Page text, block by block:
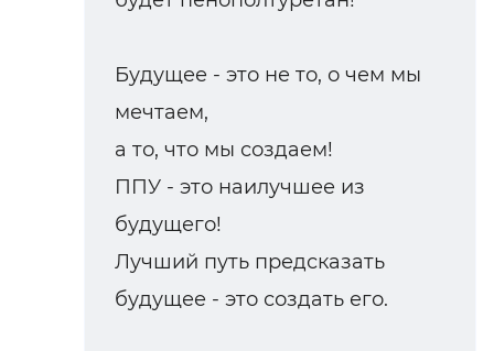
Будущее - это не то, о чем мы
мечтаем,
а то, что мы создаем!
ППУ - это наилучшее из
будущего!
Лучший путь предсказать
будущее - это создать его.